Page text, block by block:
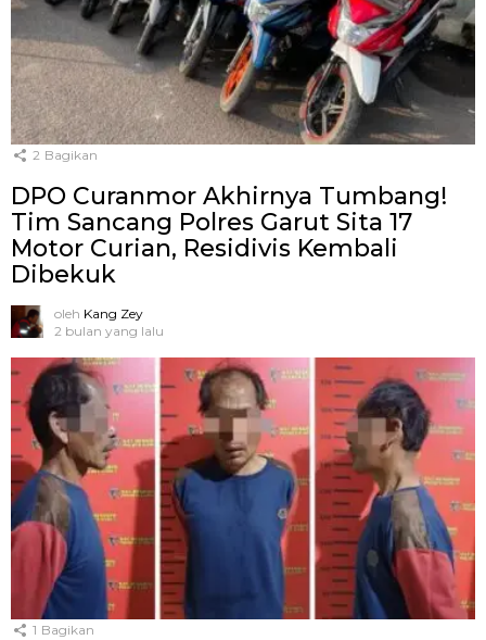
2 Bagikan
DPO Curanmor Akhirnya Tumbang!
Tim Sancang Polres Garut Sita 17
Motor Curian, Residivis Kembali
Dibekuk
oleh Kang Zey
2 bulan yang lalu
1 Bagikan